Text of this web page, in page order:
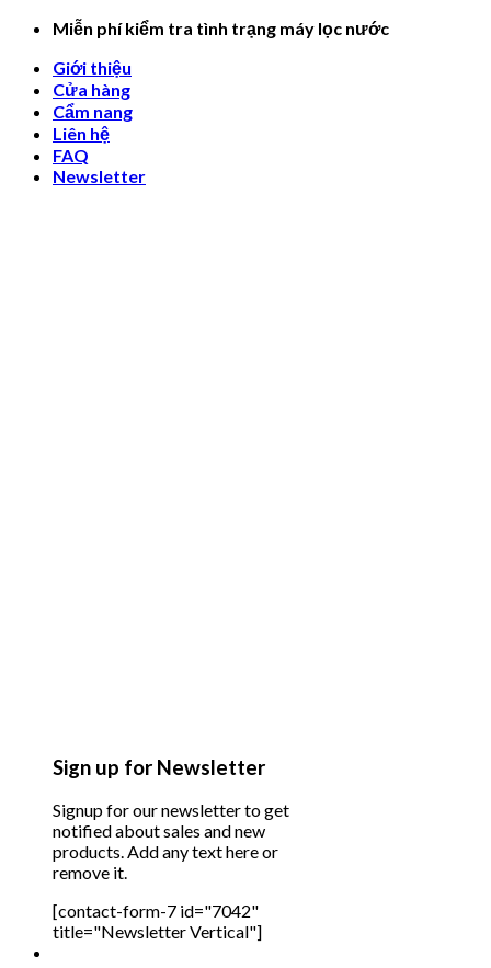
Skip
content
Miễn phí kiểm tra tình trạng máy lọc nước
Giới thiệu
Cửa hàng
Cẩm nang
Liên hệ
FAQ
Newsletter
Sign up for Newsletter
Signup for our newsletter to get
notified about sales and new
products. Add any text here or
remove it.
[contact-form-7 id="7042"
title="Newsletter Vertical"]